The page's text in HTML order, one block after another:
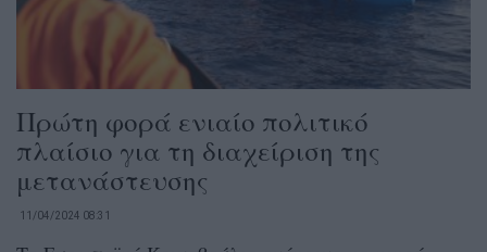
Πρώτη φορά ενιαίο πολιτικό
πλαίσιο για τη διαχείριση της
μετανάστευσης
11/04/2024 08:31